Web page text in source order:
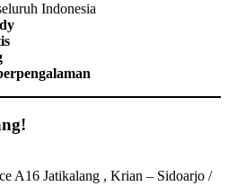
Indonesia
A16 Jatikalang , Krian – Sidoarjo /